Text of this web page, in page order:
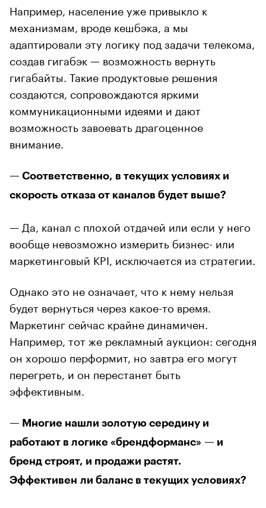
Например, население уже привыкло к
механизмам, вроде кешбэка, а мы
адаптировали эту логику под задачи телекома,
создав гигабэк — возможность вернуть
гигабайты. Такие продуктовые решения
создаются, сопровождаются яркими
коммуникационными идеями и дают
возможность завоевать драгоценное
внимание.
— Соответственно, в текущих условиях и
скорость отказа от каналов будет выше?
— Да, канал с плохой отдачей или если у него
вообще невозможно измерить бизнес- или
маркетинговый KPI, исключается из стратегии.
Однако это не означает, что к нему нельзя
будет вернуться через какое-то время.
Маркетинг сейчас крайне динамичен.
Например, тот же рекламный аукцион: сегодня
он хорошо перформит, но завтра его могут
перегреть, и он перестанет быть
эффективным.
— Многие нашли золотую середину и
работают в логике «брендформанс» — и
бренд строят, и продажи растят.
Эффективен ли баланс в текущих условиях?